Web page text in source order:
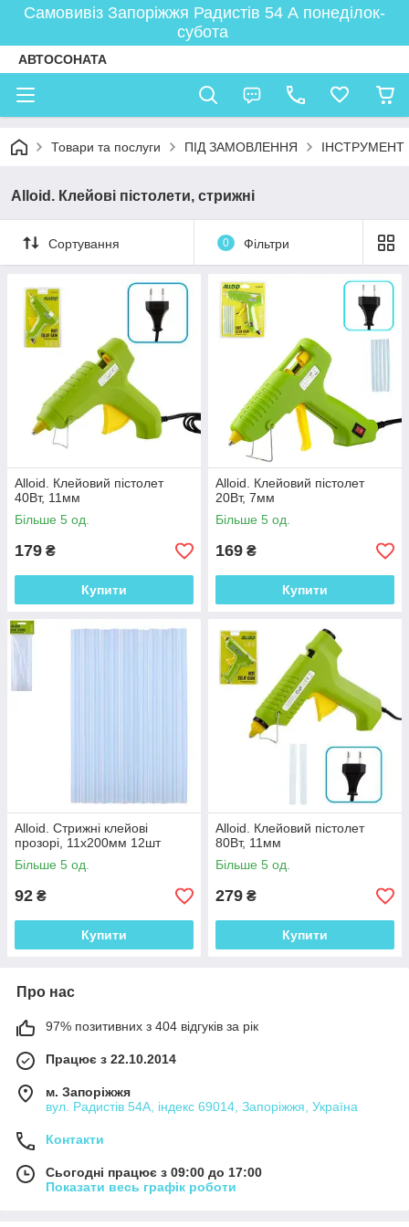
Самовивіз Запоріжжя Радистів 54 А понеділок-
субота
АВТОСОНАТА
Товари та послуги ПІД ЗАМОВЛЕННЯ ІНСТРУМЕНТ
Alloid. Клейові пістолети, стрижні
Сортування 0 Фільтри
Alloid. Клейовий пістолет
40Вт, 11мм
Більше 5 од.
179 ₴
Купити
Alloid. Клейовий пістолет
20Вт, 7мм
Більше 5 од.
169 ₴
Купити
Alloid. Стрижні клейові
прозорі, 11х200мм 12шт
Більше 5 од.
92 ₴
Купити
Alloid. Клейовий пістолет
80Вт, 11мм
Більше 5 од.
279 ₴
Купити
Про нас
97% позитивних з 404 відгуків за рік
Працює з 22.10.2014
м. Запоріжжя
вул. Радистів 54А, індекс 69014, Запоріжжя, Україна
Контакти
Сьогодні працює з 09:00 до 17:00
Показати весь графік роботи